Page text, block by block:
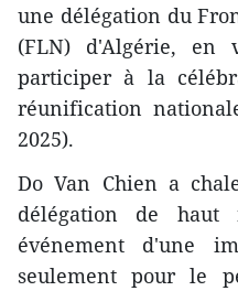
une délégation du
(FLN) d'Algérie, en
participer à la
réunification
2025).
Do Van Chien a
délégation de
événement d'une
seulement pour le